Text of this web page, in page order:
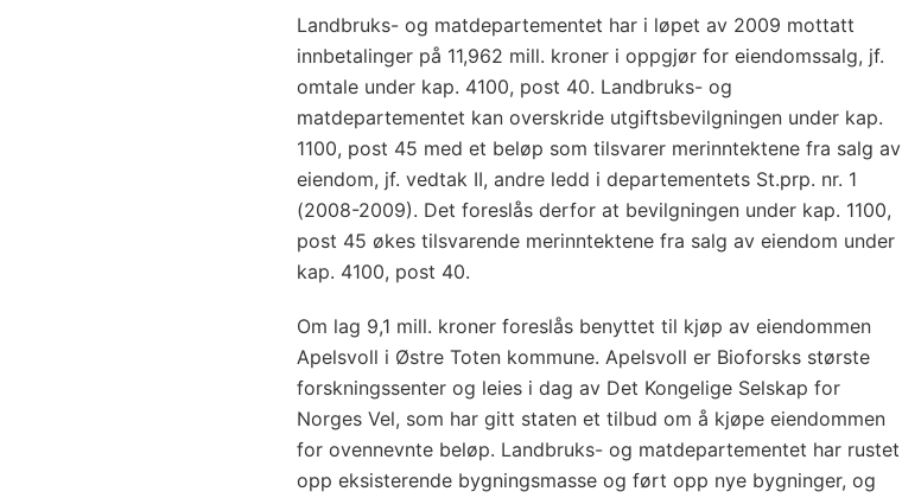
Landbruks- og matdepartementet har i løpet av 2009 mottatt
innbetalinger på 11,962 mill. kroner i oppgjør for eiendomssalg, jf.
omtale under kap. 4100, post 40. Landbruks- og
matdepartementet kan overskride utgiftsbevilgningen under kap.
1100, post 45 med et beløp som tilsvarer merinntektene fra salg av
eiendom, jf. vedtak II, andre ledd i departementets St.prp. nr. 1
(2008-2009). Det foreslås derfor at bevilgningen under kap. 1100,
post 45 økes tilsvarende merinntektene fra salg av eiendom under
kap. 4100, post 40.
Om lag 9,1 mill. kroner foreslås benyttet til kjøp av eiendommen
Apelsvoll i Østre Toten kommune. Apelsvoll er Bioforsks største
forskningssenter og leies i dag av Det Kongelige Selskap for
Norges Vel, som har gitt staten et tilbud om å kjøpe eiendommen
for ovennevnte beløp. Landbruks- og matdepartementet har rustet
opp eksisterende bygningsmasse og ført opp nye bygninger, og